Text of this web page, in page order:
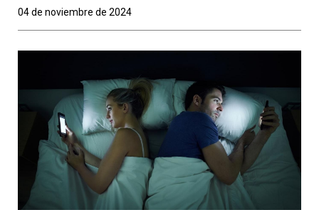
04 de noviembre de 2024